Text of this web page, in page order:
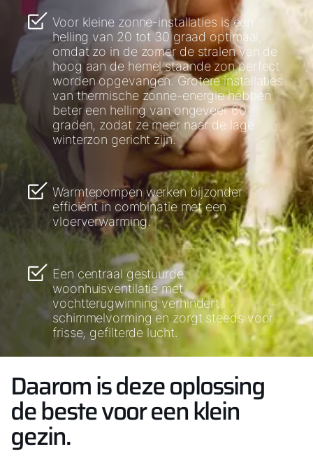
Voor kleine zonne-installaties is een
helling van 20 tot 30 graad optimaal,
omdat zo in de zomer de stralen van de
hoog aan de hemel staande zon perfect
worden opgevangen. Grotere installaties
van thermische zonne-energie hebben
beter een helling van ongeveer 60
graden, zodat ze meer naar de lage
winterzon gericht zijn.
Warmtepompen werken bijzonder
efficiënt in combinatie met een
vloerverwarming.
Een centraal gestuurde
woonhuisventilatie met
vochtterugwinning verhindert
schimmelvorming en zorgt steeds voor
frisse, gefilterde lucht.
Daarom is deze oplossing
de beste voor een klein
gezin.